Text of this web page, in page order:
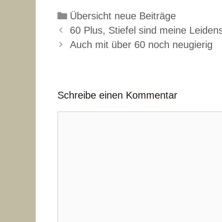
Kategorien
Übersicht neue Beiträge
60 Plus, Stiefel sind meine
Auch mit über 60 noch neugierig
Schreibe einen Kommentar